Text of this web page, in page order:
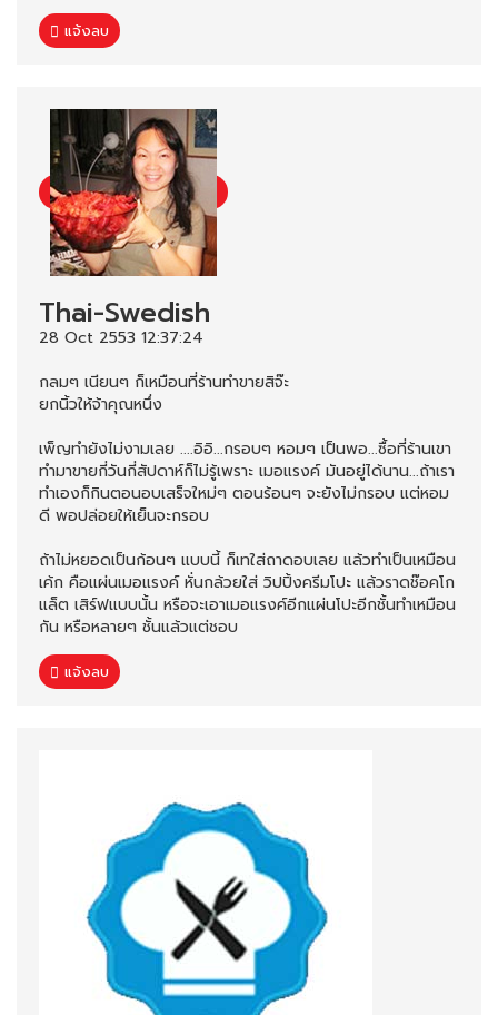
แจ้งลบ
Thai-Swedish
28 Oct 2553 12:37:24
กลมๆ เนียนๆ ก็เหมือนที่ร้านทำขายสิจ๊ะ
ยกนิ้วให้จ้าคุณหนึ่ง
เพ็ญทำยังไม่งามเลย ....อิอิ...กรอบๆ หอมๆ เป็นพอ...ซื้อที่ร้านเขา
ทำมาขายกี่วันกี่สัปดาห์ก็ไม่รู้เพราะ เมอแรงค์ มันอยู่ได้นาน...ถ้าเรา
ทำเองก็กินตอนอบเสร็จใหม่ๆ ตอนร้อนๆ จะยังไม่กรอบ แต่หอม
ดี พอปล่อยให้เย็นจะกรอบ
ถ้าไม่หยอดเป็นก้อนๆ แบบนี้ ก็เทใส่ถาดอบเลย แล้วทำเป็นเหมือน
เค้ก คือแผ่นเมอแรงค์ หั่นกล้วยใส่ วิปปิ้งครีมโปะ แล้วราดช๊อคโก
แล็ต เสิร์ฟแบบนั้น หรือจะเอาเมอแรงค์อีกแผ่นโปะอีกชั้นทำเหมือน
กัน หรือหลายๆ ชั้นแล้วแต่ชอบ
แจ้งลบ